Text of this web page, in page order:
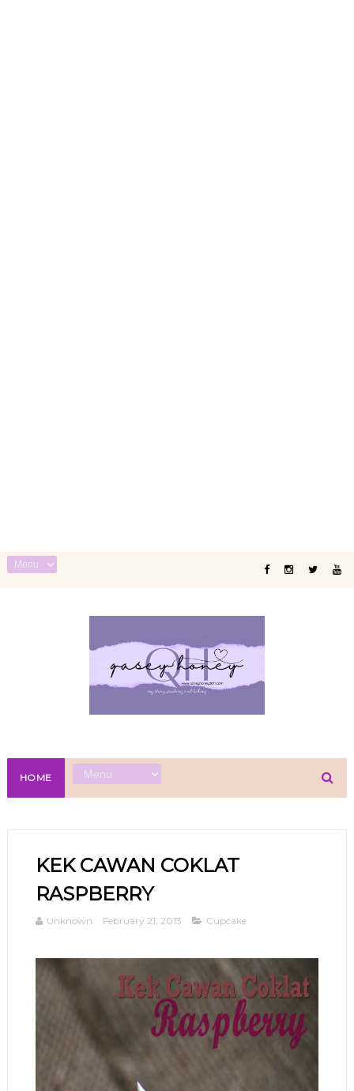
HOME
KEK CAWAN COKLAT
RASPBERRY
Unknown February 21, 2013 Cupcake